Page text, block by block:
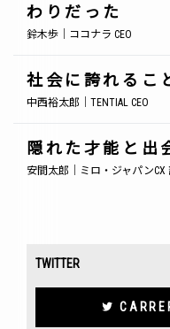
わりだった
鈴木歩｜ココナラ CEO
社会に誇れるこ
中西裕太郎｜TENTIAL CEO
隠れた才能と出
安間太郎｜ミロ・ジャパン
TWITTER